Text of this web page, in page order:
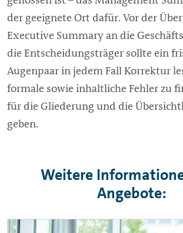
der geeignete Ort dafür. Vor der
Executive Summary an die
die Entscheidungsträger sollte ein
Augenpaar in jedem Fall Korrektur
formale sowie inhaltliche Fehler zu
für die Gliederung und die
geben.
Weitere
Angebote: